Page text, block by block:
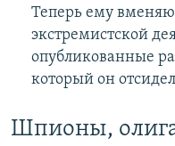
Теперь ему
экстремистской
опубликованные
который он
Шпионы,